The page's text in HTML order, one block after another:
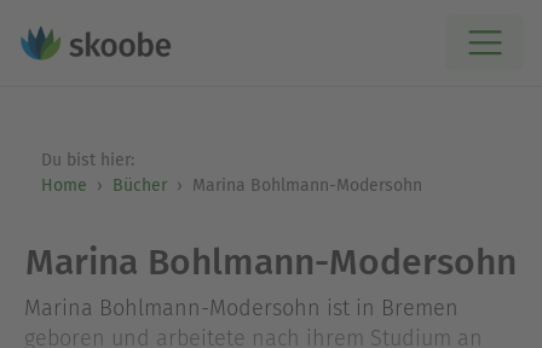
Du bist hier:
Home
Bücher Marina Bohlmann-Modersohn
Marina Bohlmann-Modersohn
Marina Bohlmann-Modersohn ist in Bremen
geboren und arbeitete nach ihrem Studium an